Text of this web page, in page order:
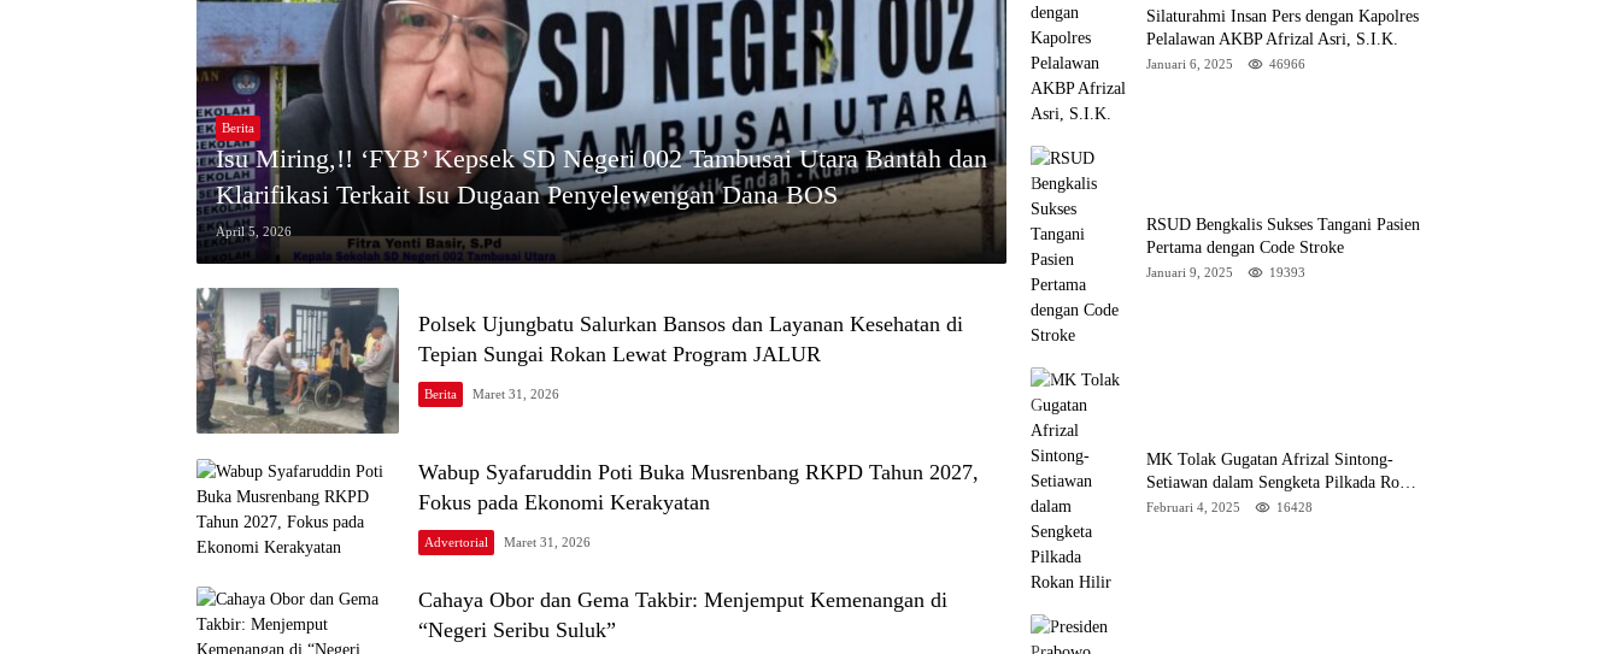
Berita
Isu Miring,!! ‘FYB’ Kepsek SD Negeri 002 Tambusai Utara Bantah dan
Klarifikasi Terkait Isu Dugaan Penyelewengan Dana BOS
April 5, 2026
Polsek Ujungbatu Salurkan Bansos dan Layanan Kesehatan di
Tepian Sungai Rokan Lewat Program JALUR
Berita Maret 31, 2026
​Wabup Syafaruddin Poti Buka Musrenbang RKPD Tahun 2027,
Fokus pada Ekonomi Kerakyatan
Advertorial Maret 31, 2026
Cahaya Obor dan Gema Takbir: Menjemput Kemenangan di
“Negeri Seribu Suluk”
Silaturahmi Insan Pers dengan Kapolres
Pelalawan AKBP Afrizal Asri, S.I.K.
Januari 6, 2025 46966
RSUD Bengkalis Sukses Tangani Pasien
Pertama dengan Code Stroke
Januari 9, 2025 19393
MK Tolak Gugatan Afrizal Sintong-
Setiawan dalam Sengketa Pilkada Rokan
Hilir
Februari 4, 2025 16428